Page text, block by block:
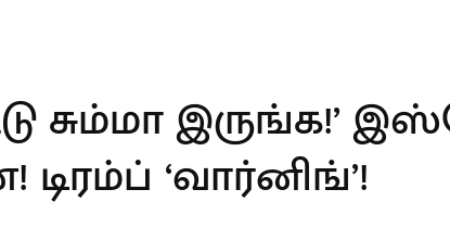
சும்மா இருங்க!’
‘வார்னிங்’!